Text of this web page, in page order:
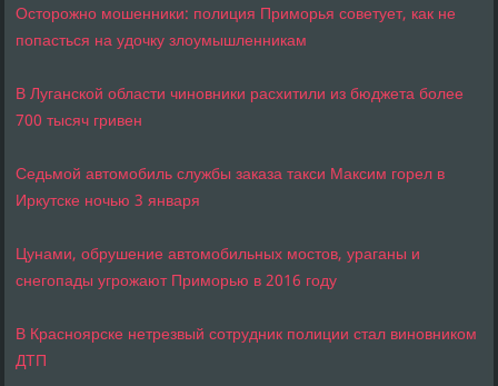
Осторожно мошенники: полиция Приморья советует, как не
попасться на удочку злоумышленникам
В Луганской области чиновники расхитили из бюджета более
700 тысяч гривен
Седьмой автомобиль службы заказа такси Максим горел в
Иркутске ночью 3 января
Цунами, обрушение автомобильных мостов, ураганы и
снегопады угрожают Приморью в 2016 году
В Красноярске нетрезвый сотрудник полиции стал виновником
ДТП